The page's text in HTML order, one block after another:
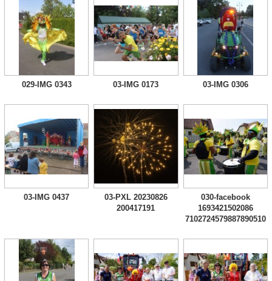
029-IMG 0343 03-IMG 0173 03-IMG 0306
03-IMG 0437
03-PXL 20230826
200417191
030-facebook
1693421502086
7102724579887890510